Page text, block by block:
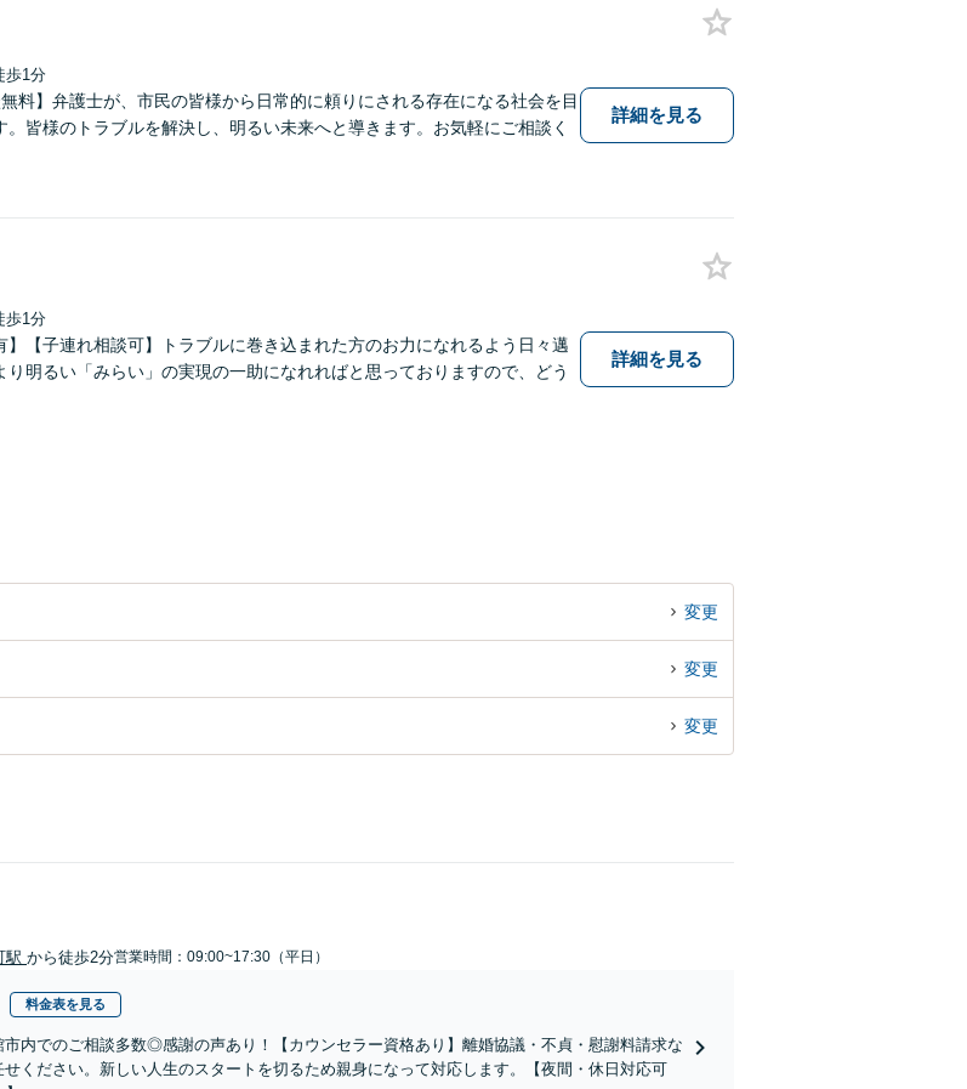
歩1分
料】弁護士が、市民の皆様から日常的に頼りにされる存在になる社会を目
皆様のトラブルを解決し、明るい未来へと導きます。お気軽にご相談く
詳細を見る
歩1分
】【子連れ相談可】トラブルに巻き込まれた方のお力になれるよう日々邁
明るい「みらい」の実現の一助になれればと思っておりますので、どう
詳細を見る
変更
変更
変更
駅 から徒歩2分営業時間：09:00~17:30（平日）
料金表を見る
市内でのご相談多数◎感謝の声あり！【カウンセラー資格あり】離婚協議・不貞・慰謝料請求な
せください。新しい人生のスタートを切るため親身になって対応します。【夜間・休日対応可